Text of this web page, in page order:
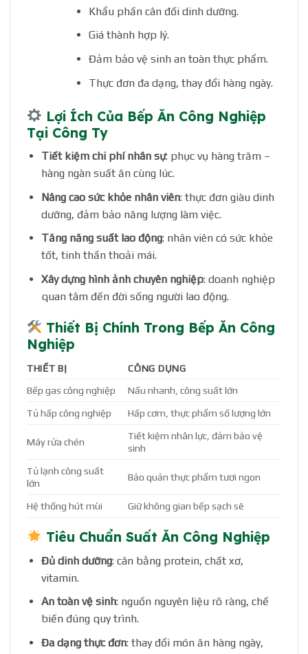
Khẩu phần cân đối dinh dưỡng.
Giá thành hợp lý.
Đảm bảo vệ sinh an toàn thực phẩm.
Thực đơn đa dạng, thay đổi hàng ngày.
Lợi Ích Của Bếp Ăn Công Nghiệp
Tại Công Ty
Tiết kiệm chi phí nhân sự: phục vụ hàng trăm –
hàng ngàn suất ăn cùng lúc.
Nâng cao sức khỏe nhân viên: thực đơn giàu dinh
dưỡng, đảm bảo năng lượng làm việc.
Tăng năng suất lao động: nhân viên có sức khỏe
tốt, tinh thần thoải mái.
Xây dựng hình ảnh chuyên nghiệp: doanh nghiệp
quan tâm đến đời sống người lao động.
Thiết Bị Chính Trong Bếp Ăn Công
Nghiệp
THIẾT BỊ
CÔNG DỤNG
Bếp gas công nghiệp
Nấu nhanh, công suất lớn
Tủ hấp công nghiệp Hấp cơm, thực phẩm số lượng lớn
Máy rửa chén
Tiết kiệm nhân lực, đảm bảo vệ
sinh
Tủ lạnh công suất
lớn
Bảo quản thực phẩm tươi ngon
Hệ thống hút mùi Giữ không gian bếp sạch sẽ
Tiêu Chuẩn Suất Ăn Công Nghiệp
Đủ dinh dưỡng: cân bằng protein, chất xơ,
vitamin.
An toàn vệ sinh: nguồn nguyên liệu rõ ràng, chế
biến đúng quy trình.
Đa dạng thực đơn: thay đổi món ăn hàng ngày,